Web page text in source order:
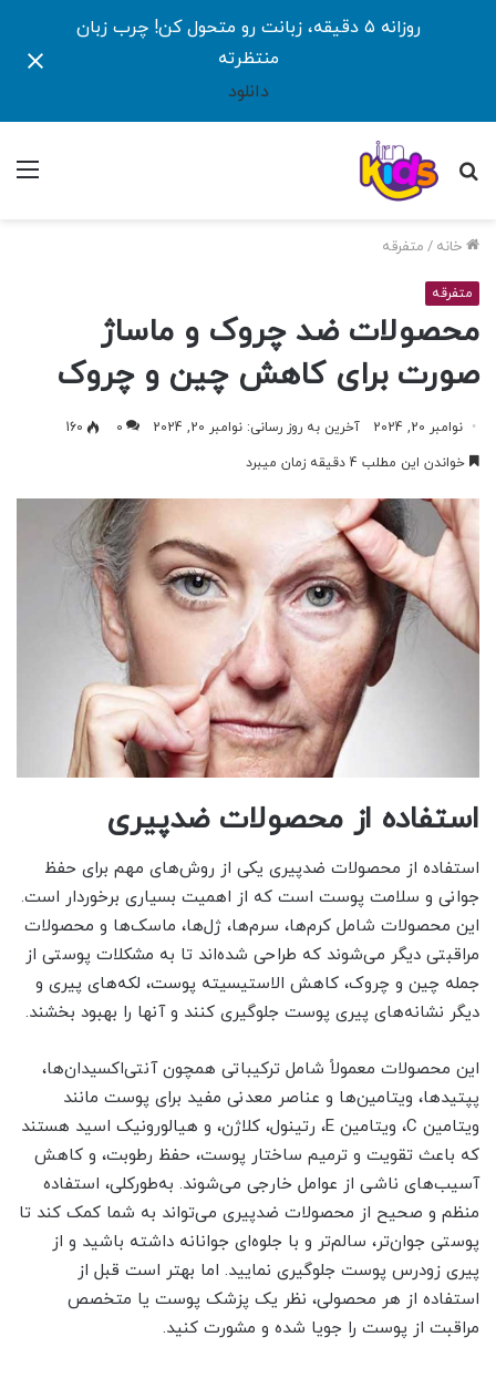
روزانه ۵ دقیقه، زبانت رو متحول کن! چرب زبان
منتظرته
دانلود
جستجو
خانه / متفرقه
متفرقه
محصولات ضد چروک و ماساژ
صورت برای کاهش چین و چروک
نوامبر 20, 2024 آخرین به روز رسانی: نوامبر 20, 2024 0
160
خواندن این مطلب 4 دقیقه زمان میبرد
استفاده از محصولات ضدپیری
استفاده از محصولات ضدپیری یکی از روش‌های مهم برای حفظ
جوانی و سلامت پوست است که از اهمیت بسیاری برخوردار است.
این محصولات شامل کرم‌ها، سرم‌ها، ژل‌ها، ماسک‌ها و محصولات
مراقبتی دیگر می‌شوند که طراحی شده‌اند تا به مشکلات پوستی از
جمله چین و چروک، کاهش الاستیسیته پوست، لکه‌های پیری و
دیگر نشانه‌های پیری پوست جلوگیری کنند و آنها را بهبود بخشند.
این محصولات معمولاً شامل ترکیباتی همچون آنتی‌اکسیدان‌ها،
پپتیدها، ویتامین‌ها و عناصر معدنی مفید برای پوست مانند
ویتامین C، ویتامین E، رتینول، کلاژن، و هیالورونیک اسید هستند
که باعث تقویت و ترمیم ساختار پوست، حفظ رطوبت، و کاهش
آسیب‌های ناشی از عوامل خارجی می‌شوند. به‌طورکلی، استفاده
منظم و صحیح از محصولات ضدپیری می‌تواند به شما کمک کند تا
پوستی جوان‌تر، سالم‌تر و با جلوه‌ای جوانانه داشته باشید و از
پیری زودرس پوست جلوگیری نمایید. اما بهتر است قبل از
استفاده از هر محصولی، نظر یک پزشک پوست یا متخصص
مراقبت از پوست را جویا شده و مشورت کنید.